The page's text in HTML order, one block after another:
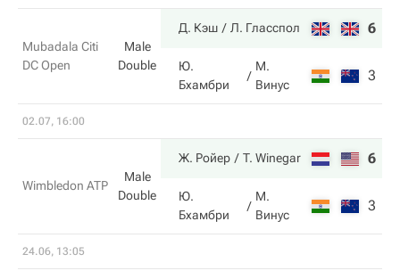
Mubadala Citi
DC Open
Male
Double
Д. Кэш Л. Гласспол 6
Ю.
Бхамбри
М.
Винус
3
02.07, 16:00
Wimbledon ATP
Male
Double
Ж. Ройер T. Winegar 6
Ю.
Бхамбри
М.
Винус
3
24.06, 13:05